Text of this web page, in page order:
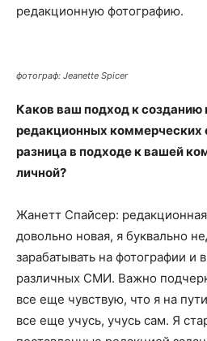
редакционную фотографию.
фотограф: Jeanette Spicer
Каков ваш подход к созданию
редакционных коммерческих
разница в подходе к вашей
личной?
Жанетт Спайсер:
довольно новая, я буквально
зарабатывать на фотографии и
различных СМИ. Важно
все еще чувствую, что я на
все еще учусь, учусь сам. Я